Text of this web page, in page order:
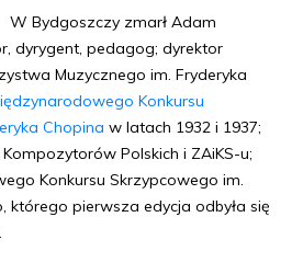
W Bydgoszczy zmarł Adam
dyrygent, pedagog; dyrektor
Muzycznego im. Fryderyka
Konkursu
Chopina w latach 1932 i 1937;
Polskich i ZAiKS-u;
Konkursu Skrzypcowego im.
którego pierwsza edycja odbyła się